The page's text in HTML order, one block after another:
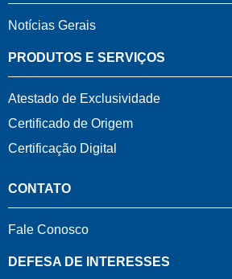
Notícias Gerais
PRODUTOS E SERVIÇOS
Atestado de Exclusividade
Certificado de Origem
Certificação Digital
CONTATO
Fale Conosco
DEFESA DE INTERESSES